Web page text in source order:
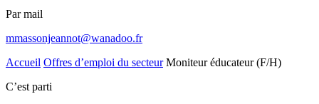
Par mail
mmassonjeannot@wanadoo.fr
Accueil Offres d’emploi du secteur Moniteur éducateur (F/H)
C’est parti